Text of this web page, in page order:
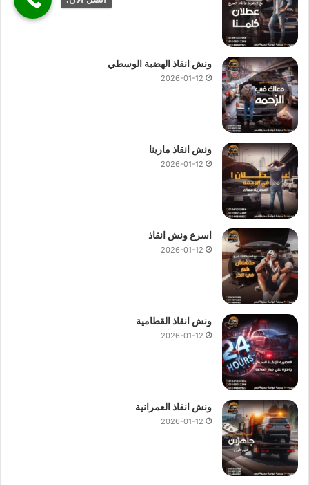
ونش انقاذ الهضبة الوسطي
2026-01-12
ونش انقاذ مارينا
2026-01-12
اسرع ونش انقاذ
2026-01-12
ونش انقاذ القطامية
2026-01-12
ونش انقاذ العمرانية
2026-01-12